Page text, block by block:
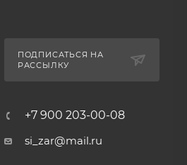
ПОДПИСАТЬСЯ НА
РАССЫЛКУ
+7 900 203-00-08
si_zar@mail.ru